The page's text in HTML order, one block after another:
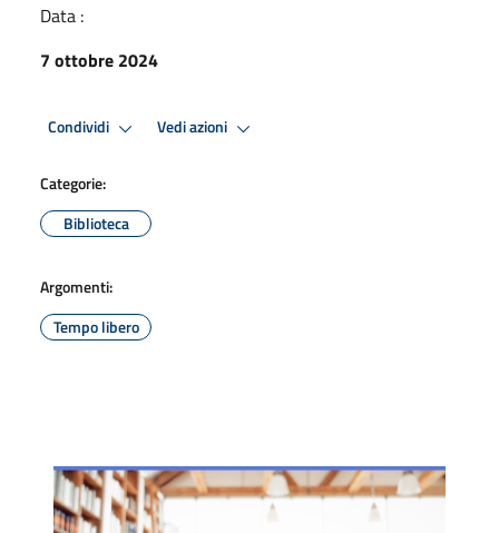
Data :
7 ottobre 2024
Condividi Vedi azioni
Categorie:
Biblioteca
Argomenti:
Tempo libero